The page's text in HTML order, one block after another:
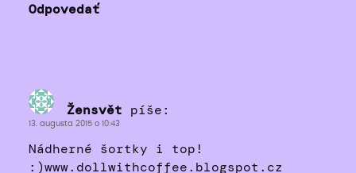
Odpovedať
Žensvět píše:
13. augusta 2015 o 10:43
Nádherné šortky i top!
:)www.dollwithcoffee.blogspot.cz